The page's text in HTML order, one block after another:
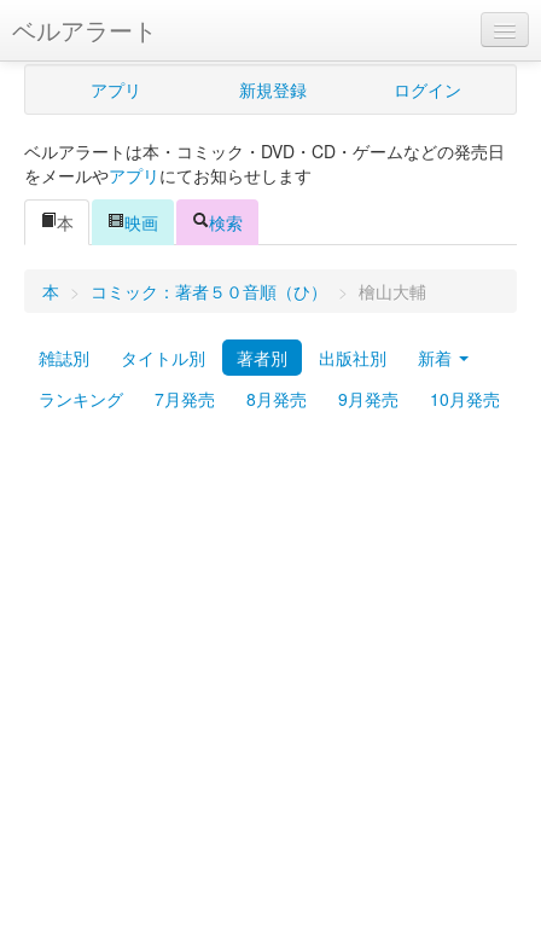
ベルアラート
ベルアラートとは
新規登録
ログイン
Myシェルフ
プレミアム
アプリ 新規登録 ログイン
ベルアラートは本・コミック・DVD・CD・ゲームなどの発売日
をメールやアプリ にてお知らせします
本
映画 検索
本 > コミック：著者５０音順（ひ） > 檜山大輔
雑誌別 タイトル別 著者別 出版社別
新着
ランキング
7月発売 8月発売 9月発売 10月発売